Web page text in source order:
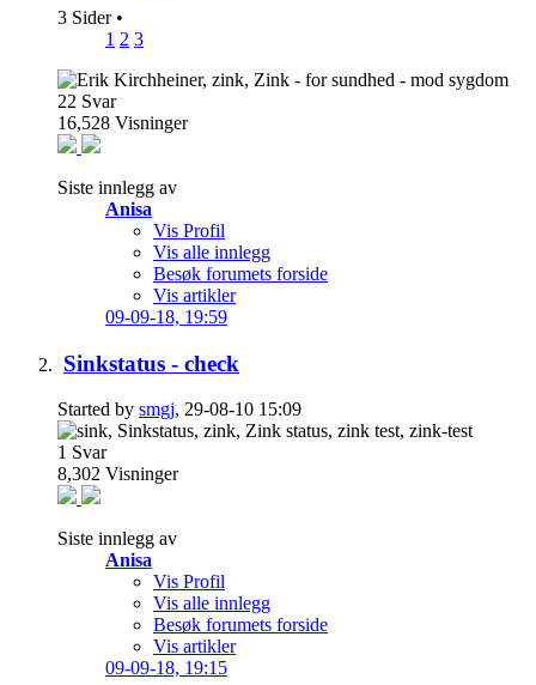
3 Sider •
1 2 3
22 Svar
16,528 Visninger
Siste innlegg av
Anisa
Vis Profil
Vis alle innlegg
Besøk forumets forside
Vis artikler
09-09-18, 19:59
Sinkstatus - check
Started by smgj, 29-08-10 15:09
1 Svar
8,302 Visninger
Siste innlegg av
Anisa
Vis Profil
Vis alle innlegg
Besøk forumets forside
Vis artikler
09-09-18, 19:15